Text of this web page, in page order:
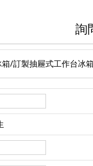
詢
/訂製抽屜式工作台